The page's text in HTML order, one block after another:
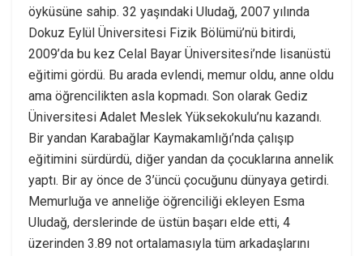
öyküsüne sahip. 32 yaşındaki Uludağ, 2007 yılında
Dokuz Eylül Üniversitesi Fizik Bölümü’nü bitirdi,
2009’da bu kez Celal Bayar Üniversitesi’nde lisanüstü
eğitimi gördü. Bu arada evlendi, memur oldu, anne oldu
ama öğrencilikten asla kopmadı. Son olarak Gediz
Üniversitesi Adalet Meslek Yüksekokulu’nu kazandı.
Bir yandan Karabağlar Kaymakamlığı’nda çalışıp
eğitimini sürdürdü, diğer yandan da çocuklarına annelik
yaptı. Bir ay önce de 3’üncü çocuğunu dünyaya getirdi.
Memurluğa ve anneliğe öğrenciliği ekleyen Esma
Uludağ, derslerinde de üstün başarı elde etti, 4
üzerinden 3.89 not ortalamasıyla tüm arkadaşlarını